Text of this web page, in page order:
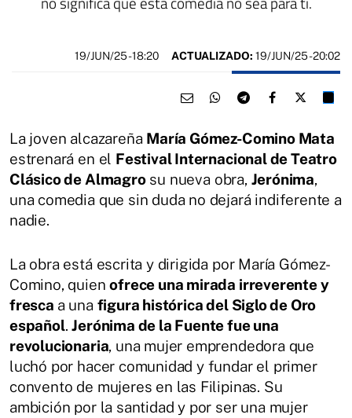
19/JUN/25- 18:20 ACTUALIZADO: 19/JUN/25 - 20:02
La joven alcazareña María Gómez-Comino Mata
estrenará en el Festival Internacional de Teatro
Clásico de Almagrosu nueva obra, Jerónima,
una comedia que sin duda no dejará indiferente a
nadie.
La obra está escrita y dirigida por María Gómez-
Comino, quienofrece una mirada irreverente y
fresca a una figura histórica del Siglo de Oro
español.Jerónima de la Fuente fue una
revolucionaria, una mujer emprendedora que
luchó por hacer comunidad y fundar el primer
convento de mujeres en las Filipinas. Su
ambición por la santidad y por ser una mujer